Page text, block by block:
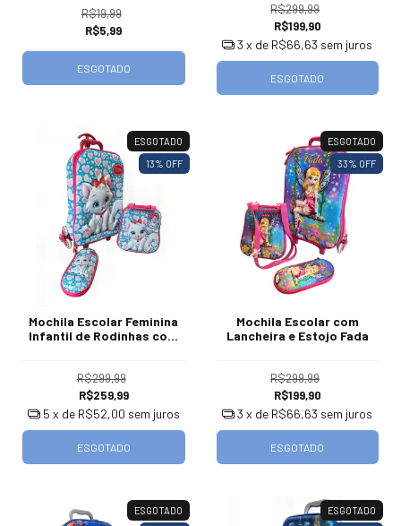
R$19,99
R$5,99
ESGOTADO
R$299,99
R$199,90
3 x de R$66,63 sem juros
ESGOTADO
ESGOTADO
13% OFF
Mochila Escolar Feminina
Infantil de Rodinhas com
R$299,99
R$259,99
5 x de R$52,00 sem juros
ESGOTADO
ESGOTADO
33% OFF
Mochila Escolar com
Lancheira e Estojo Fada
R$299,99
R$199,90
3 x de R$66,63 sem juros
ESGOTADO
ESGOTADO
ESGOTADO